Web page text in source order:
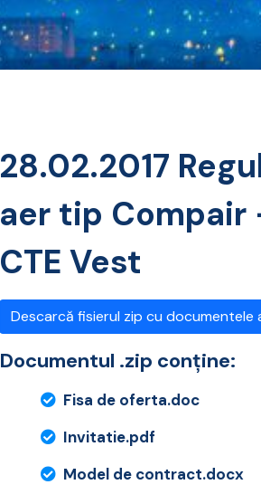
28.02.2017
aer tip
CTE Vest
Descarcă fisierul zip cu documentele
Documentul .zip conține:
Fisa de oferta.doc
Invitatie.pdf
Model de contract.docx